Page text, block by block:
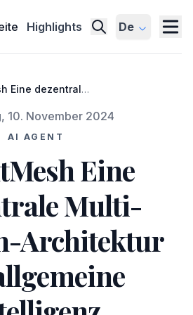
Highlights De
Eine dezentrale
Intelligenz
10. November 2024
AI AGENT
Eine
Multi-
Architektur